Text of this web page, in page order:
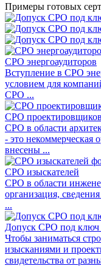
Примеры готовых
СРО энергоаудиторов
Вступление в СРО
условием для
СРО ...
СРО проектировщиков
СРО в области
- это некоммерческая
внесены ...
СРО изыскателей
СРО в области
организация,
...
Допуск СРО под ключ
Чтобы заниматься
изысканиями и
свидетельства от